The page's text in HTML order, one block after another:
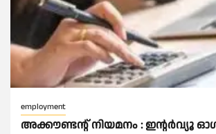
employment
അക്കൗണ്ടന്റ് നിയമനം : ഇൻ്റർവ്യൂ